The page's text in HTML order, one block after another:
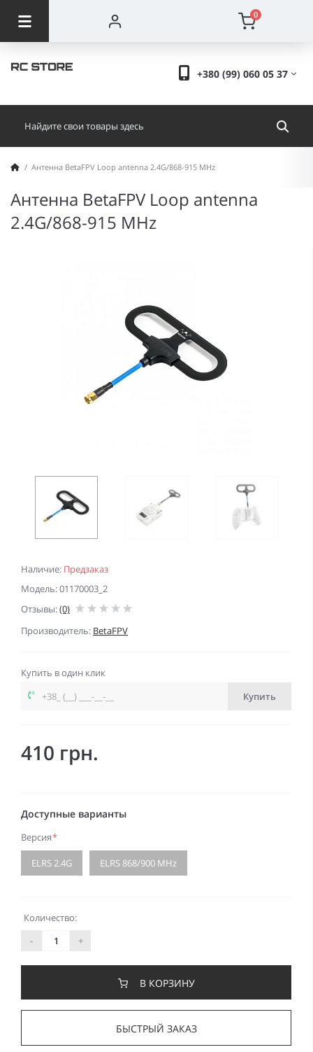
0
+380 (99) 060 05 37
Антенна BetaFPV Loop antenna 2.4G/868-915 MHz
Антенна BetaFPV Loop antenna
2.4G/868-915 MHz
Наличие: Предзаказ
Модель: 01170003_2
Отзывы:(0)
Производитель: BetaFPV
Купить в один клик
Купить
410 грн.
Доступные варианты
Версия*
ELRS 2.4G ELRS 868/900 MHz
Количество:
-
+
В КОРЗИНУ
БЫСТРЫЙ ЗАКАЗ